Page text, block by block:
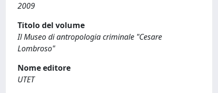
2009
Titolo del volume
Il Museo di antropologia criminale "Cesare
Lombroso"
Nome editore
UTET